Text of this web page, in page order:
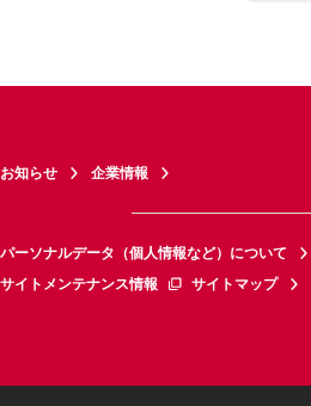
お知らせ 企業情報
パーソナルデータ（個人情報など）について
サイトメンテナンス情報
サイトマップ